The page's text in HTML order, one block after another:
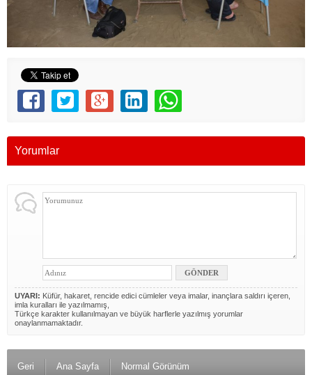
Yorumlar
UYARI: Küfür, hakaret, rencide edici cümleler veya imalar, inançlara saldırı içeren,
imla kuralları ile yazılmamış,
Türkçe karakter kullanılmayan ve büyük harflerle yazılmış yorumlar
onaylanmamaktadır.
Geri Ana Sayfa Normal Görünüm